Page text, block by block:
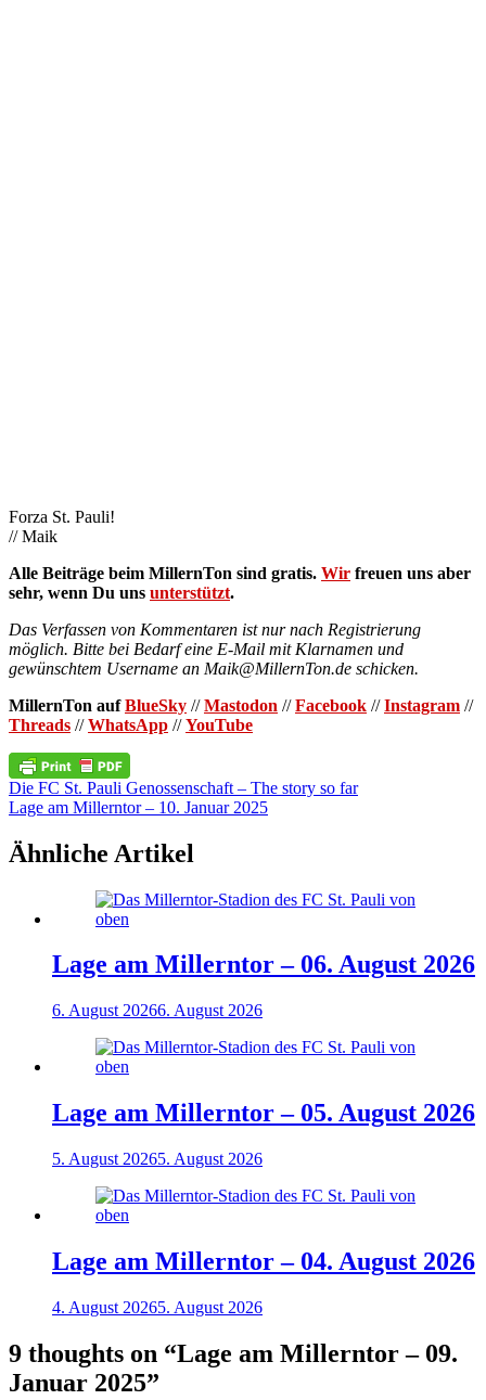
Forza St. Pauli!
// Maik
Alle Beiträge beim MillernTon sind gratis. Wir freuen uns aber
sehr, wenn Du uns unterstützt.
Das Verfassen von Kommentaren ist nur nach Registrierung
möglich. Bitte bei Bedarf eine E-Mail mit Klarnamen und
gewünschtem Username an Maik@MillernTon.de schicken.
MillernTon aufBlueSky //Mastodon //Facebook //Instagram //
Threads //WhatsApp //YouTube
Beitragsnavigation
Die FC St. Pauli Genossenschaft – The story so far
Lage am Millerntor – 10. Januar 2025
Ähnliche Artikel
Lage am Millerntor – 06. August 2026
6. August 20266. August 2026
Lage am Millerntor – 05. August 2026
5. August 20265. August 2026
Lage am Millerntor – 04. August 2026
4. August 20265. August 2026
9 thoughts on “Lage am Millerntor – 09.
Januar 2025”